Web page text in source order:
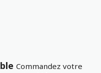
Commandez votre